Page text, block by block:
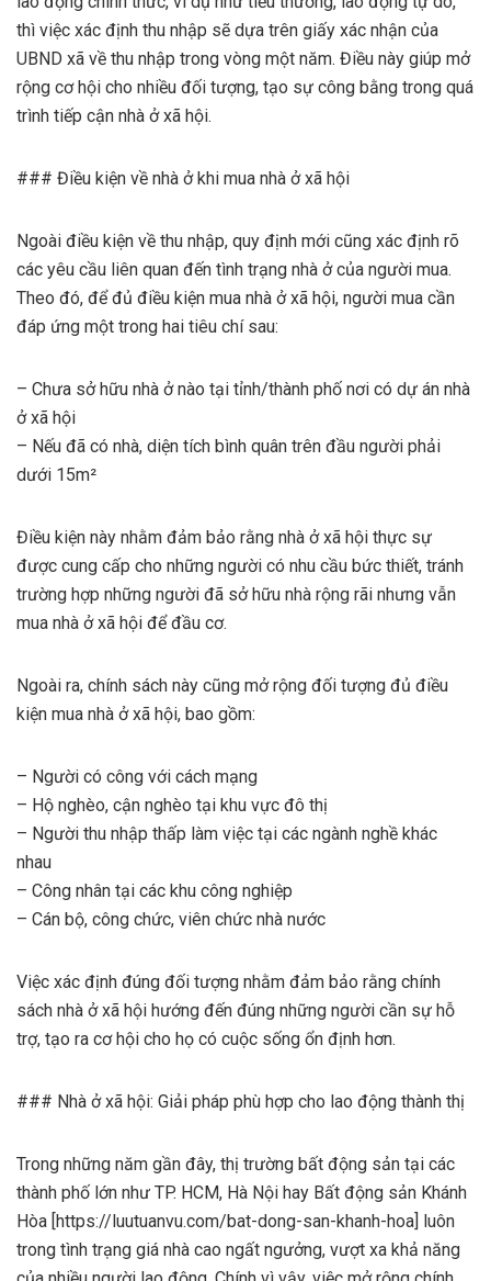
thì việc xác định thu nhập sẽ dựa trên giấy xác nhận của
UBND xã về thu nhập trong vòng một năm. Điều này giúp mở
rộng cơ hội cho nhiều đối tượng, tạo sự công bằng trong quá
trình tiếp cận nhà ở xã hội.
### Điều kiện về nhà ở khi mua nhà ở xã hội
Ngoài điều kiện về thu nhập, quy định mới cũng xác định rõ
các yêu cầu liên quan đến tình trạng nhà ở của người mua.
Theo đó, để đủ điều kiện mua nhà ở xã hội, người mua cần
đáp ứng một trong hai tiêu chí sau:
– Chưa sở hữu nhà ở nào tại tỉnh/thành phố nơi có dự án nhà
ở xã hội
– Nếu đã có nhà, diện tích bình quân trên đầu người phải
dưới 15m²
Điều kiện này nhằm đảm bảo rằng nhà ở xã hội thực sự
được cung cấp cho những người có nhu cầu bức thiết, tránh
trường hợp những người đã sở hữu nhà rộng rãi nhưng vẫn
mua nhà ở xã hội để đầu cơ.
Ngoài ra, chính sách này cũng mở rộng đối tượng đủ điều
kiện mua nhà ở xã hội, bao gồm:
– Người có công với cách mạng
– Hộ nghèo, cận nghèo tại khu vực đô thị
– Người thu nhập thấp làm việc tại các ngành nghề khác
nhau
– Công nhân tại các khu công nghiệp
– Cán bộ, công chức, viên chức nhà nước
Việc xác định đúng đối tượng nhằm đảm bảo rằng chính
sách nhà ở xã hội hướng đến đúng những người cần sự hỗ
trợ, tạo ra cơ hội cho họ có cuộc sống ổn định hơn.
### Nhà ở xã hội: Giải pháp phù hợp cho lao động thành thị
Trong những năm gần đây, thị trường bất động sản tại các
thành phố lớn như TP. HCM, Hà Nội hay Bất động sản Khánh
Hòa [https://luutuanvu.com/bat-dong-san-khanh-hoa] luôn
trong tình trạng giá nhà cao ngất ngưởng, vượt xa khả năng